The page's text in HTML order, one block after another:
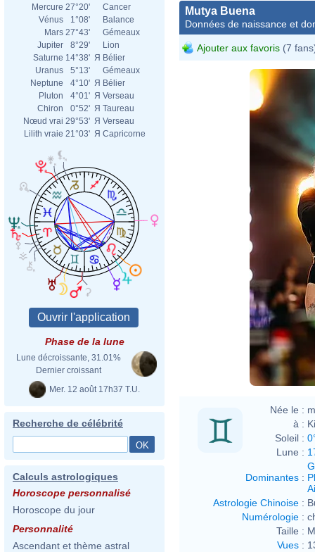
Mercure 27°20'
Cancer
Vénus
1°08'
Balance
Mars 27°43'
Gémeaux
Jupiter
8°29'
Lion
Saturne 14°38' Я Bélier
Uranus
5°13'
Gémeaux
Neptune
4°10' Я Bélier
Pluton
4°01' Я Verseau
Chiron
0°52' Я Taureau
Nœud vrai 29°53' Я Verseau
Lilith vraie 21°03' Я Capricorne
Phase de la lune
Lune décroissante, 31.01%
Dernier croissant
Mer. 12 août 17h37 T.U.
Recherche de célébrité
Calculs astrologiques
Horoscope personnalisé
Horoscope du jour
Personnalité
Ascendant et thème astral
Mutya Buena
Données de naissance et
Ajouter aux favoris (7
Née le :
à :
Soleil :
Lune :
Dominantes :
Astrologie Chinoise :
Numérologie :
Taille :
Vues :